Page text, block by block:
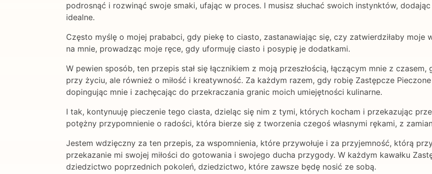
podrosnąć i rozwinąć swoje smaki, ufając w proces. I musisz słuchać swoich instynktów,
idealne.
Często myślę o mojej prababci, gdy piekę to ciasto, zastanawiając się, czy zatwierdziłaby moje
na mnie, prowadząc moje ręce, gdy uformuję ciasto i posypię je dodatkami.
W pewien sposób, ten przepis stał się łącznikiem z moją przeszłością, łączącym mnie z
przy życiu, ale również o miłość i kreatywność. Za każdym razem, gdy robię Zastępcze
dopingując mnie i zachęcając do przekraczania granic moich umiejętności kulinarne.
I tak, kontynuuję pieczenie tego ciasta, dzieląc się nim z tymi, których kocham i przekazując
potężny przypomnienie o radości, która bierze się z tworzenia czegoś własnymi rękami, z
Jestem wdzięczny za ten przepis, za wspomnienia, które przywołuje i za przyjemność, którą
przekazanie mi swojej miłości do gotowania i swojego ducha przygody. W każdym kawałku
dziedzictwo poprzednich pokoleń, dziedzictwo, które zawsze będę nosić ze sobą.